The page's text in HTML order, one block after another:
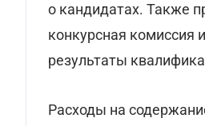
о кандидатах. Также
конкурсная комиссия
результаты
Расходы на